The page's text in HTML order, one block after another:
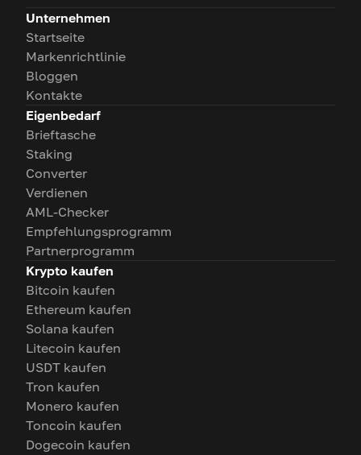
Unternehmen
Startseite
Markenrichtlinie
Bloggen
Kontakte
Eigenbedarf
Brieftasche
Staking
Converter
Verdienen
AML-Checker
Empfehlungsprogramm
Partnerprogramm
Krypto kaufen
Bitcoin kaufen
Ethereum kaufen
Solana kaufen
Litecoin kaufen
USDT kaufen
Tron kaufen
Monero kaufen
Toncoin kaufen
Dogecoin kaufen